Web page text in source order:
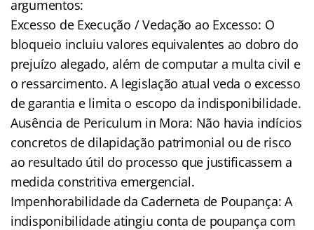
argumentos:
Excesso de Execução / Vedação ao Excesso: O
bloqueio incluiu valores equivalentes ao dobro do
prejuízo alegado, além de computar a multa civil e
o ressarcimento. A legislação atual veda o excesso
de garantia e limita o escopo da indisponibilidade.
Ausência de Periculum in Mora: Não havia indícios
concretos de dilapidação patrimonial ou de risco
ao resultado útil do processo que justificassem a
medida constritiva emergencial.
Impenhorabilidade da Caderneta de Poupança: A
indisponibilidade atingiu conta de poupança com